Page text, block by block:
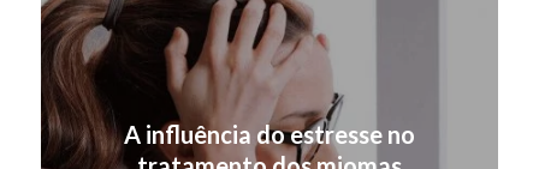
A influência do estresse no